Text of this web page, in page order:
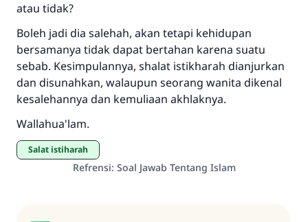
atau tidak?
Boleh jadi dia salehah, akan tetapi kehidupan
bersamanya tidak dapat bertahan karena suatu
sebab. Kesimpulannya, shalat istikharah dianjurkan
dan disunahkan, walaupun seorang wanita dikenal
kesalehannya dan kemuliaan akhlaknya.
Wallahua'lam.
salat istiharah
Refrensi: Soal Jawab Tentang Islam
Saham